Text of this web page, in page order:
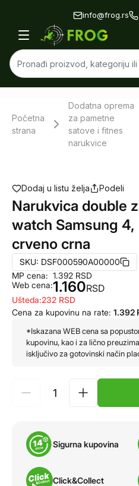
info@frog.rs
Početna
strana
Dodatna oprema
za pametne
satove i fitnes
narukvice
Dodaj u listu želja Podeli
Narukvica double
watch Samsung 4,
crveno crna
SKU: DSF000590A00000
MP cena:
Web cena:
1.392 RSD
1.160RSD
Ušteda:232 RSD
Cena za kupovinu na rate: 1.392
*Iskazana WEB cena sa
kupovinu, kao i za lično
isključivo za gotovinski način
Sigurna kupovina
Click&Collect